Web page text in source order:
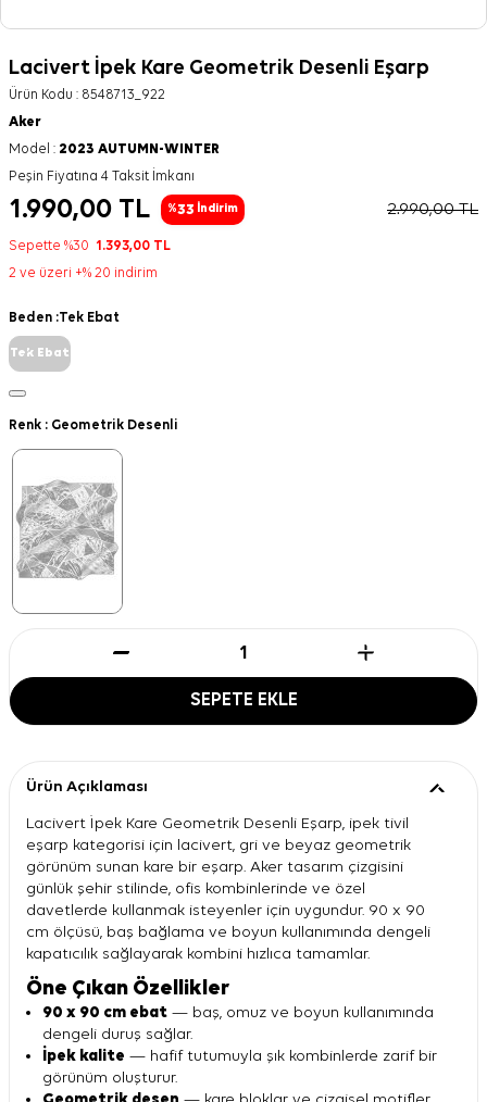
Lacivert İpek Kare Geometrik Desenli Eşarp
Ürün Kodu : 8548713_922
Aker
Model : 2023 AUTUMN-WINTER
Peşin Fiyatına 4 Taksit İmkanı
1.990,00 TL %33 İndirim 2.990,00TL
Sepette %30 1.393,00 TL
2 ve üzeri +% 20 indirim
Beden :Tek Ebat
Tek Ebat
Renk : Geometrik Desenli
SEPETE EKLE
Ürün Açıklaması
Lacivert İpek Kare Geometrik Desenli Eşarp, ipek tivil
eşarp kategorisi için lacivert, gri ve beyaz geometrik
görünüm sunan kare bir eşarp. Aker tasarım çizgisini
günlük şehir stilinde, ofis kombinlerinde ve özel
davetlerde kullanmak isteyenler için uygundur. 90 x 90
cm ölçüsü, baş bağlama ve boyun kullanımında dengeli
kapatıcılık sağlayarak kombini hızlıca tamamlar.
Öne Çıkan Özellikler
90 x 90 cm ebat — baş, omuz ve boyun kullanımında
dengeli duruş sağlar.
İpek kalite — hafif tutumuyla şık kombinlerde zarif bir
görünüm oluşturur.